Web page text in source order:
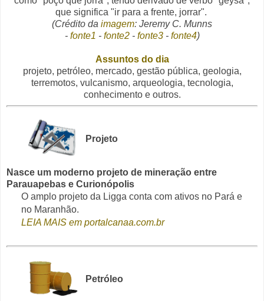
que significa "ir para a frente, jorrar".
(Crédito da imagem: Jeremy C. Munns
- fonte1 - fonte2- fonte3- fonte4)
Assuntos do dia
projeto, petróleo, mercado, gestão pública, geologia,
terremotos, vulcanismo, arqueologia, tecnologia,
conhecimento e outros.
Projeto
Nasce um moderno projeto de mineração entre
Parauapebas e Curionópolis
O amplo projeto da Ligga conta com ativos no Pará e
no Maranhão.
LEIA MAIS em portalcanaa.com.br
Petróleo